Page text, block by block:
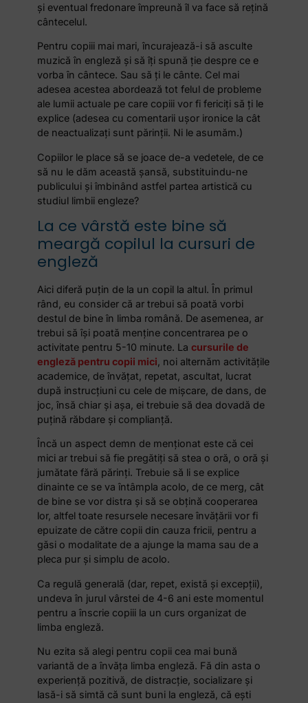
şi eventual fredonare împreună îl va face să reţină
cântecelul.
Pentru copiii mai mari, încurajează-i să asculte
muzică în engleză şi să îţi spună ţie despre ce e
vorba în cântece. Sau să ţi le cânte. Cel mai
adesea acestea abordează tot felul de probleme
ale lumii actuale pe care copiii vor fi fericiţi să ţi le
explice (adesea cu comentarii uşor ironice la cât
de neactualizaţi sunt părinţii. Ni le asumăm.)
Copiilor le place să se joace de-a vedetele, de ce
să nu le dăm această şansă, substituindu-ne
publicului şi îmbinând astfel partea artistică cu
studiul limbii engleze?
La ce vârstă este bine să
meargă copilul la cursuri de
engleză
Aici diferă puţin de la un copil la altul. În primul
rând, eu consider că ar trebui să poată vorbi
destul de bine în limba română. De asemenea, ar
trebui să îşi poată menţine concentrarea pe o
activitate pentru 5-10 minute. Lacursurile de
engleză pentru copii mici, noi alternăm activităţile
academice, de învăţat, repetat, ascultat, lucrat
după instrucţiuni cu cele de mişcare, de dans, de
joc, însă chiar şi aşa, ei trebuie să dea dovadă de
puţină răbdare şi complianţă.
Încă un aspect demn de menţionat este că cei
mici ar trebui să fie pregătiţi să stea o oră, o oră şi
jumătate fără părinţi. Trebuie să li se explice
dinainte ce se va întâmpla acolo, de ce merg, cât
de bine se vor distra şi să se obţină cooperarea
lor, altfel toate resursele necesare învăţării vor fi
epuizate de către copii din cauza fricii, pentru a
găsi o modalitate de a ajunge la mama sau de a
pleca pur şi simplu de acolo.
Ca regulă generală (dar, repet, există şi excepţii),
undeva în jurul vârstei de 4-6 ani este momentul
pentru a înscrie copiii la un curs organizat de
limba engleză.
Nu ezita să alegi pentru copii cea mai bună
variantă de a învăţa limba engleză. Fă din asta o
experienţă pozitivă, de distracţie, socializare şi
lasă-i să simtă că sunt buni la engleză, că eşti